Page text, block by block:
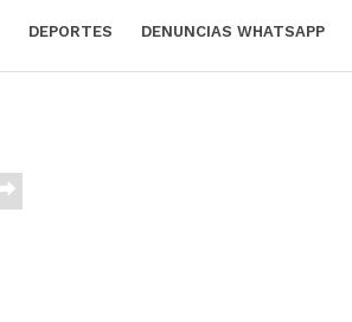
DEPORTES DENUNCIAS WHATSAPP